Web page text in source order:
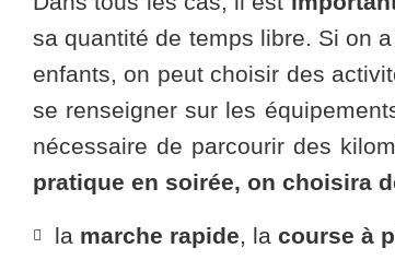
sa quantité de temps libre. Si on
enfants, on peut choisir des
se renseigner sur les
nécessaire de parcourir des
pratique en soirée, on choisira
la marche rapide, la course à